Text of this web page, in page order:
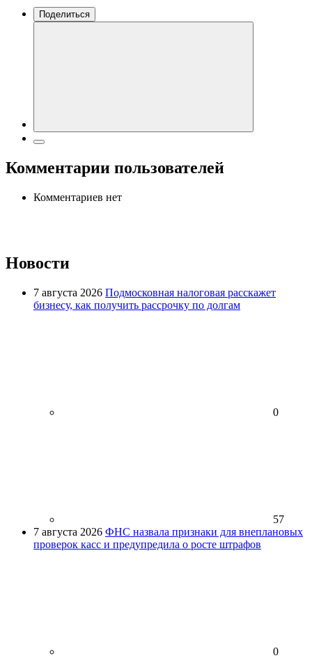
Поделиться
Комментарии пользователей
Комментариев нет
Новости
7 августа 2026 Подмосковная налоговая расскажет
бизнесу, как получить рассрочку по долгам
0
57
7 августа 2026 ФНС назвала признаки для внеплановых
проверок касс и предупредила о росте штрафов
0